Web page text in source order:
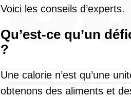
Voici les conseils d’experts.
Qu’est-ce qu’un
?
Une calorie n’est qu’une
obtenons des aliments et